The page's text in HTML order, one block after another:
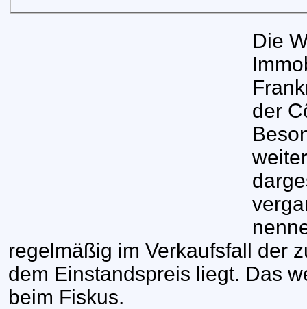
Die
der
regelmäßig im Verkaufsfall der
dem Einstandspreis liegt. Das
beim Fiskus.